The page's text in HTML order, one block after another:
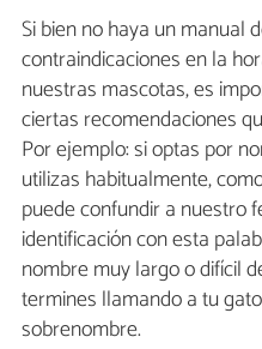
Si bien no haya un manual
contraindicaciones en la
nuestras mascotas, es
ciertas recomendaciones
Por ejemplo: si optas por
utilizas habitualmente,
puede confundir a nuestro
identificación con esta
nombre muy largo o difícil
termines llamando a tu
sobrenombre.